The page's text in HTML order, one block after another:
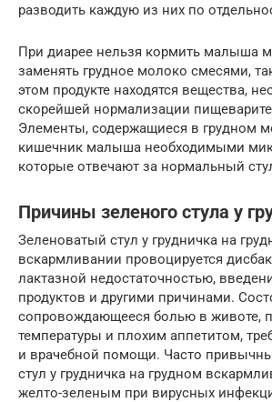
разводить каждую из них по
При диарее нельзя кормить малыша
заменять грудное молоко смесями,
этом продукте находятся вещества,
скорейшей нормализации
Элементы, содержащиеся в грудном
кишечник малыша необходимыми
которые отвечают за нормальный
Причины зеленого стула у
Зеленоватый стул у грудничка на
вскармливании провоцируется
лактазной недостаточностью,
продуктов и другими причинами.
сопровождающееся болью в животе,
температуры и плохим аппетитом,
и врачебной помощи. Часто
стул у грудничка на грудном
желто-зеленым при вирусных